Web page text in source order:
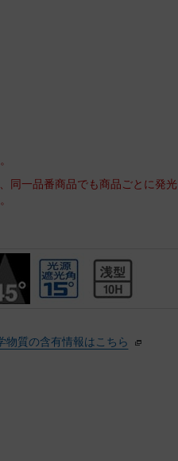
同一品番商品でも商品ごとに発光
質の含有情報はこちら